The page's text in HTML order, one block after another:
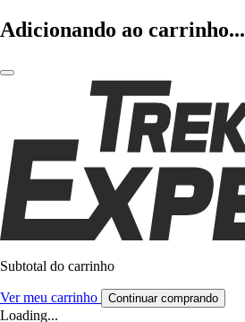
Adicionando ao carrinho...
Subtotal do carrinho
Ver meu carrinho Continuar comprando
Loading...